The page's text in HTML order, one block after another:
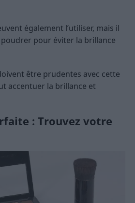
également l’utiliser, mais il
pour éviter la brillance
être prudentes avec cette
accentuer la brillance et
: Trouvez votre